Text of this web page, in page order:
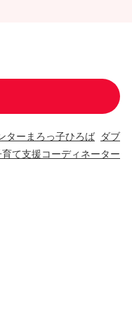
ターまろっ子ひろば
ダブ
て支援コーディネーター